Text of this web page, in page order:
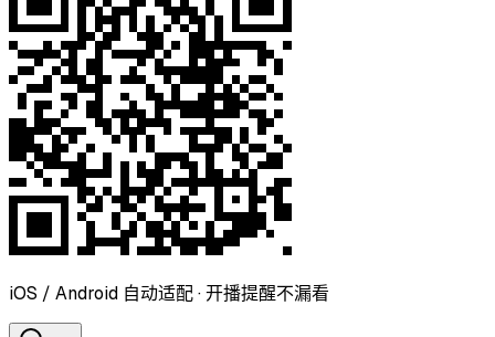
iOS / Android 自动适配 · 开播提醒不漏看